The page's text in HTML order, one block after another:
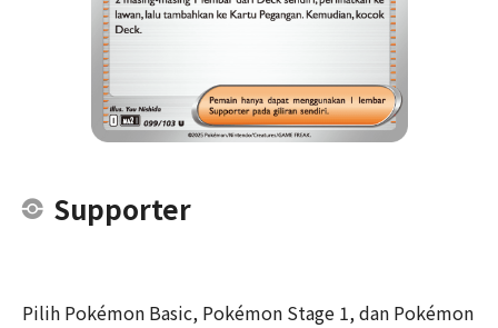
Supporter
Pilih Pokémon Basic, Pokémon Stage 1, dan Pokémon